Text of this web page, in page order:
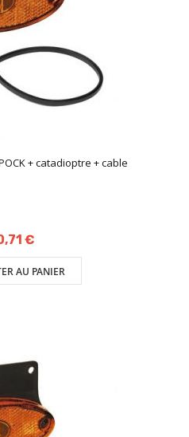
+ catadioptre + cable
€
AU PANIER